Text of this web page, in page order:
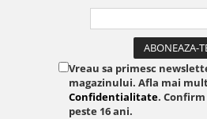
Vreau sa primesc
magazinului. Afla mai
Confidentialitate.
peste 16 ani.